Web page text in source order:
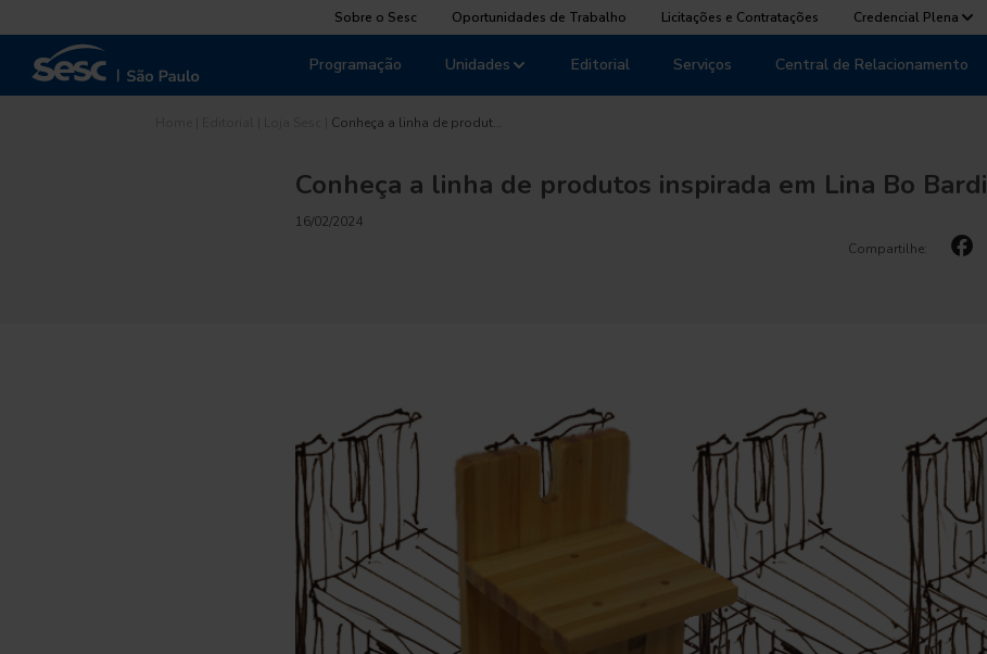
Sobre o Sesc Oportunidades de Trabalho Licitações e Contratações Credencial Plena
Unidades
Programação Editorial Serviços Central de Relacionamento
Conheça a linha de produt…
Conheça a linha de produtos inspirada em Lina Bo Bardi
16/02/2024
Compartilhe: